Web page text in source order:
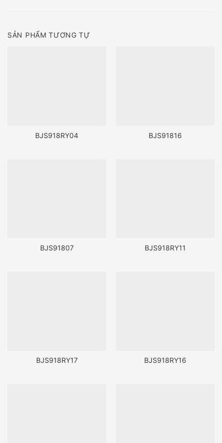
SẢN PHẨM TƯƠNG TỰ
BJS918RY04 BJS91816
BJS91807 BJS918RY11
BJS918RY17 BJS918RY16